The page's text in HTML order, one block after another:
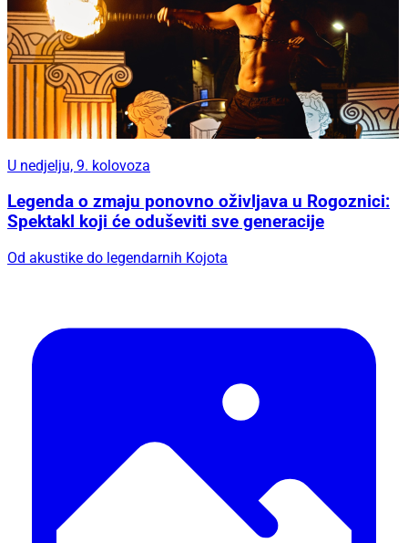
U nedjelju, 9. kolovoza
Legenda o zmaju ponovno oživljava u Rogoznici:
Spektakl koji će oduševiti sve generacije
Od akustike do legendarnih Kojota